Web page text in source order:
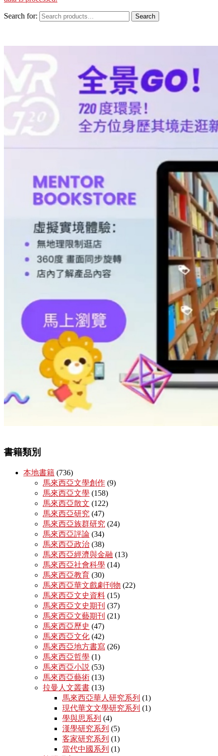
Search for: Search
書籍類別
本地書籍 (736)
馬來西亞文學創作 (9)
馬來西亞文學 (158)
馬來西亞散文 (122)
馬來西亞研究 (47)
馬來西亞族群研究 (24)
馬來西亞評論 (34)
馬來西亞政治 (38)
馬來西亞經濟與金融 (13)
馬來西亞社會科學 (14)
馬來西亞教育 (30)
馬來西亞華文戲劇刊物 (22)
馬來西亞文史資料 (15)
馬來西亞文史期刊 (37)
馬來西亞文藝期刊 (21)
馬來西亞歷史 (47)
馬來西亞文化 (42)
馬來西亞地方書寫 (26)
馬來西亞哲學 (1)
馬來西亞小説 (53)
馬來西亞藝術 (13)
拉曼人文叢書 (13)
馬來西亞華人研究系列 (1)
現代華文文學研究系列 (1)
學與思系列 (4)
漢學研究系列 (5)
客家研究系列 (1)
當代中國系列 (1)